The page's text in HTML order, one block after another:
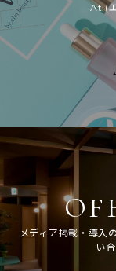
At.(
メディア掲載・導入
い